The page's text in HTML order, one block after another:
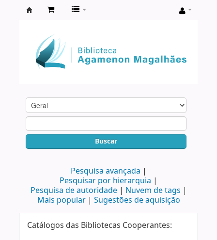
Agamenon
Magalhães
Buscar
Pesquisa avançada
Pesquisar por hierarquia
Pesquisa de autoridade
Nuvem de tags
Mais popular
Sugestões de aquisição
Catálogos das Bibliotecas Cooperantes: